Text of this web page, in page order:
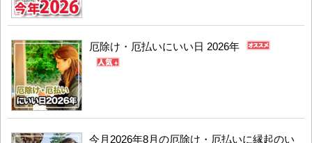
厄除け・厄払いにいい日 2026年
今月2026年8月の厄除け・厄払いに縁起のい